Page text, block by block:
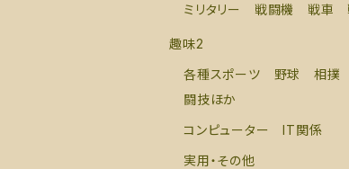
ミリタリー 戦闘機 戦車
趣味2
各種スポーツ 野球 相
闘技ほか
コンピューター IT関係
実用・その他